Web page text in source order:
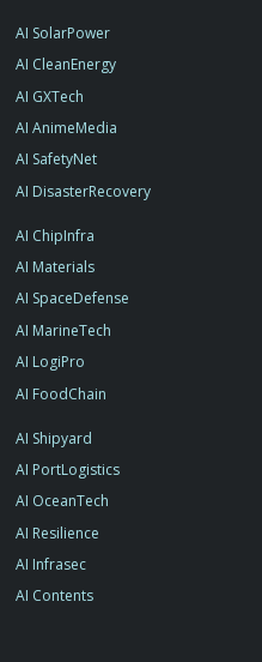
AI SolarPower
AI CleanEnergy
AI GXTech
AI AnimeMedia
AI SafetyNet
AI DisasterRecovery
AI ChipInfra
AI Materials
AI SpaceDefense
AI MarineTech
AI LogiPro
AI FoodChain
AI Shipyard
AI PortLogistics
AI OceanTech
AI Resilience
AI Infrasec
AI Contents